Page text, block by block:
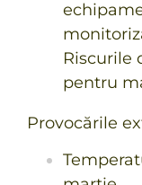
Riscurile
pentru
Provocările